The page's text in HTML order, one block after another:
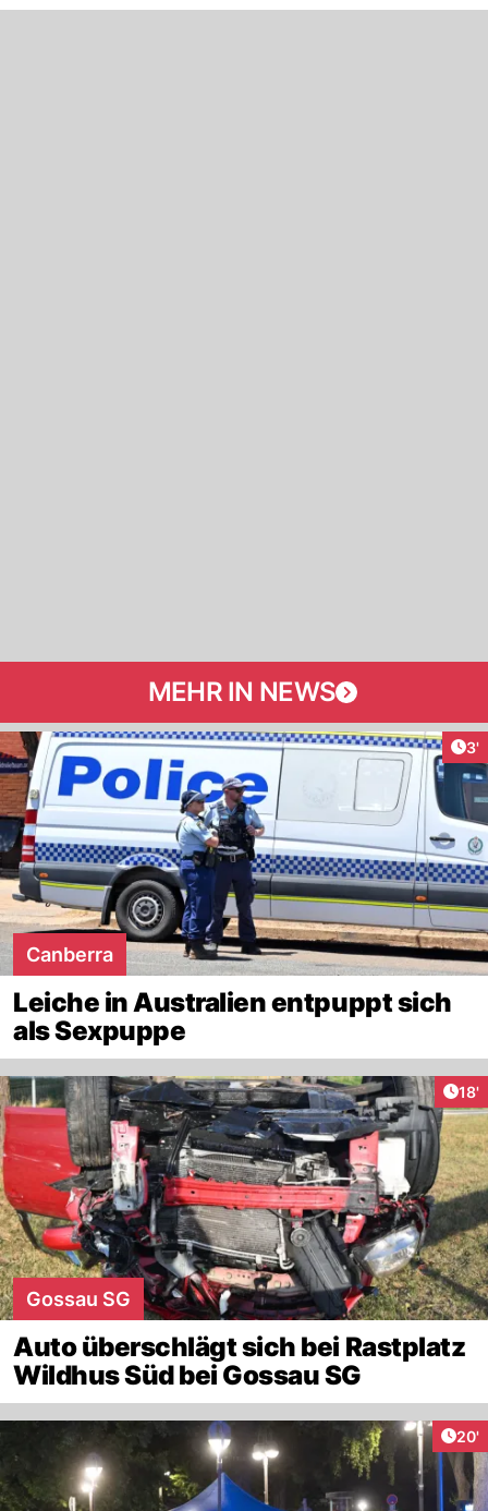
MEHR IN NEWS
3'
Canberra
Leiche in Australien entpuppt sich
als Sexpuppe
18'
Gossau SG
Auto überschlägt sich bei Rastplatz
Wildhus Süd bei Gossau SG
20'